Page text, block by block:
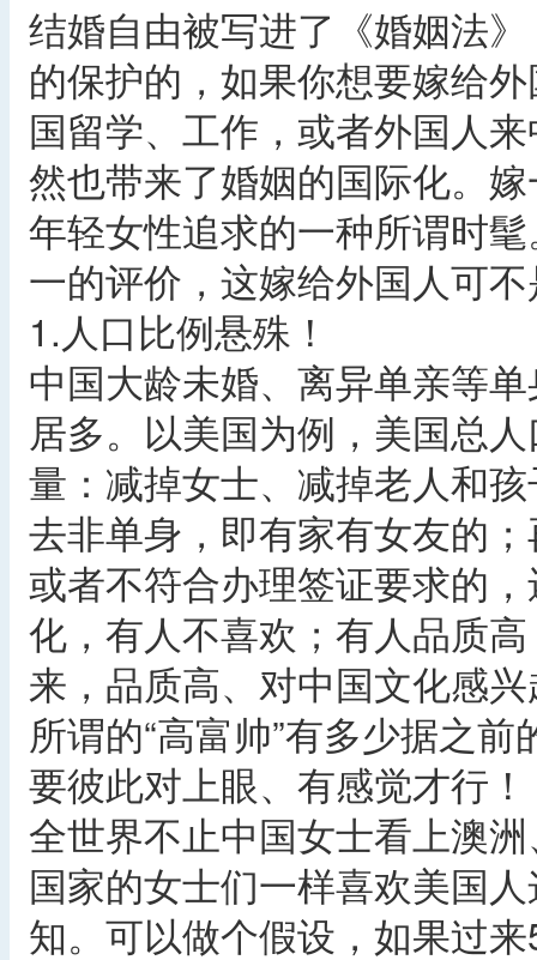
结婚自由被写进了《婚姻法
的保护的，如果你想要嫁给
国留学、工作，或者外国人
然也带来了婚姻的国际化。
年轻女性追求的一种所谓时
一的评价，这嫁给外国人可
1.人口比例悬殊！
中国大龄未婚、离异单亲等
居多。以美国为例，美国总
量：减掉女士、减掉老人和
去非单身，即有家有女友的
或者不符合办理签证要求的
化，有人不喜欢；有人品质
来，品质高、对中国文化感
所谓的“高富帅”有多少据之
要彼此对上眼、有感觉才行！
全世界不止中国女士看上澳
国家的女士们一样喜欢美国
知。可以做个假设，如果过